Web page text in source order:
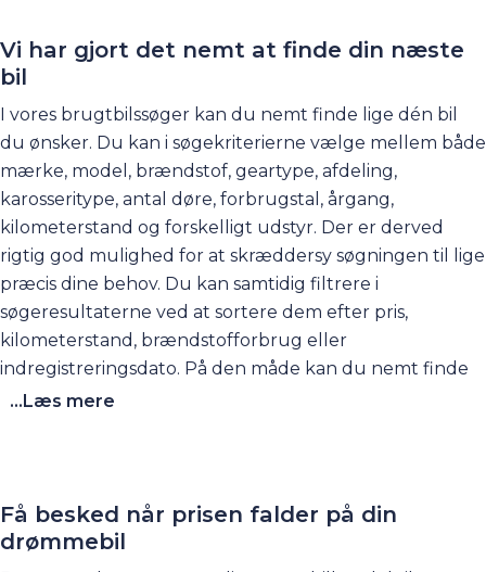
meget mere.
Vi har gjort det nemt at finde din næste
bil
I vores brugtbilssøger kan du nemt finde lige dén bil
du ønsker. Du kan i søgekriterierne vælge mellem både
mærke, model, brændstof, geartype, afdeling,
karosseritype, antal døre, forbrugstal, årgang,
kilometerstand og forskelligt udstyr. Der er derved
rigtig god mulighed for at skræddersy søgningen til lige
præcis dine behov. Du kan samtidig filtrere i
søgeresultaterne ved at sortere dem efter pris,
kilometerstand, brændstofforbrug eller
indregistreringsdato. På den måde kan du nemt finde
fx vores billigste brugte biler eller de biler der har
...Læs mere
Få besked når prisen falder på din
drømmebil